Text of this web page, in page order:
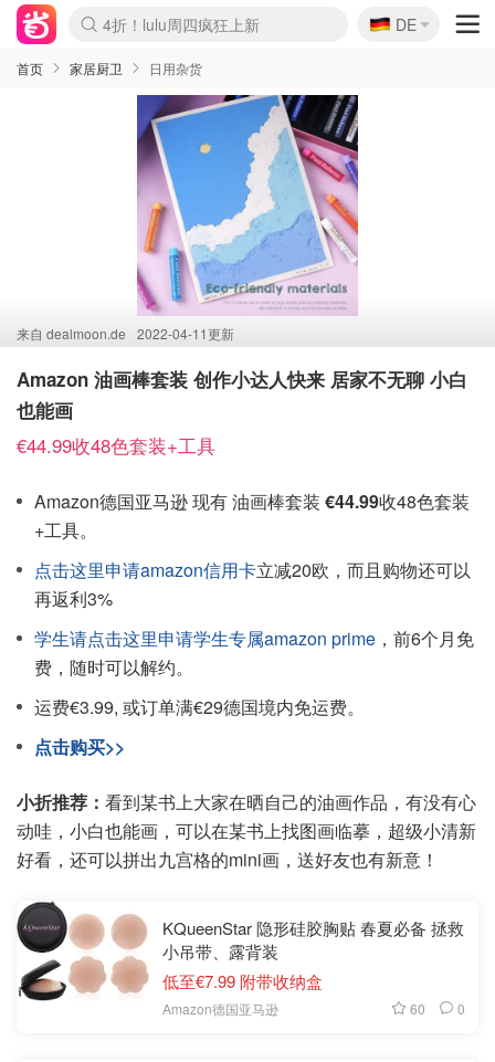
Boticinal 夏促开抢！
4折！lulu周四疯狂上新
还没结束！&OtherStories大促
Joybuy变相75折 随时失效
速领！Stanley独家85折
疑似霸哥！Camper额外叠85折
Zalando 奥莱闪促！每日更新
Moncler反季囤！5折起+叠9折
Coach Brooklyn仅€192
🇩🇪
DE
首页 家居厨卫 日用杂货
来自 dealmoon.de 2022-04-11更新
Amazon 油画棒套装 创作小达人快来 居家不无聊 小白
也能画
€44.99收48色套装+工具
Amazon德国亚马逊 现有 油画棒套装 €44.99收48色套装
+工具。
点击这里申请amazon信用卡立减20欧，而且购物还可以
再返利3%
学生请点击这里申请学生专属amazon prime ，前6个月免
费，随时可以解约。
运费€3.99, 或订单满€29德国境内免运费。
点击购买>>
小折推荐： 看到某书上大家在晒自己的油画作品，有没有心
动哇，小白也能画，可以在某书上找图画临摹，超级小清新
好看，还可以拼出九宫格的mini画，送好友也有新意！
KQueenStar 隐形硅胶胸贴 春夏必备 拯救
小吊带、露背装
低至€7.99 附带收纳盒
Amazon德国亚马逊 60 0